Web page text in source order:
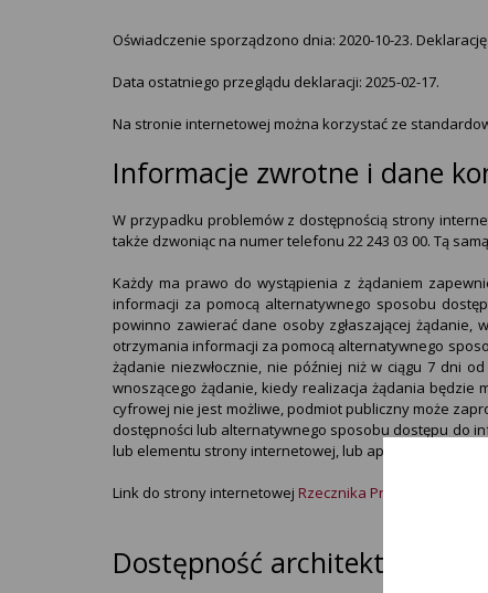
Oświadczenie sporządzono dnia: 2020-10-23.
Data ostatniego przeglądu deklaracji: 2025-02-17.
Na stronie internetowej można korzystać ze
Informacje zwrotne i dane
W przypadku problemów z dostępnością strony
także dzwoniąc na numer telefonu 22 243 03 00. Tą
Każdy ma prawo do wystąpienia z żądaniem
informacji za pomocą alternatywnego sposobu
powinno zawierać dane osoby zgłaszającej żądanie,
otrzymania informacji za pomocą alternatywnego
żądanie niezwłocznie, nie później niż w ciągu 7 dni
wnoszącego żądanie, kiedy realizacja żądania będzie
cyfrowej nie jest możliwe, podmiot publiczny może
dostępności lub alternatywnego sposobu dostępu do
lub elementu strony internetowej, lub aplikacji
Link do strony internetowej Rzecznika Praw
Dostępność architektoniczna